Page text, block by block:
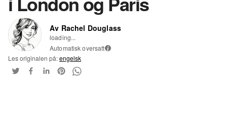
Av Rachel Douglass
loading...
Automatisk oversatt i
Les originalen på:engelsk